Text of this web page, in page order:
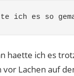
ich es so
haette ich es
Lachen auf